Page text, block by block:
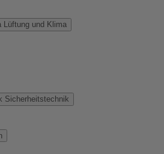
Lüftung und Klima
Sicherheitstechnik